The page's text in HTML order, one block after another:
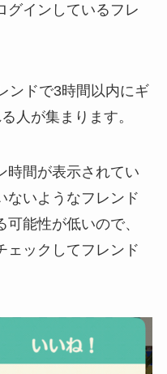
グインしているフレ
ンドで3時間以内にギ
人が集まります。
時間が表示されてい
ないようなフレンド
能性が低いので、
ェックしてフレンド